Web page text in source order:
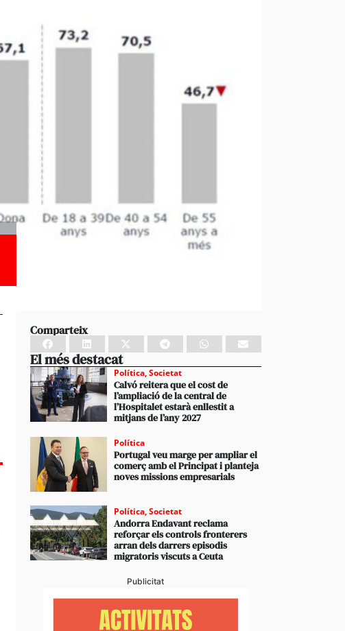
Comparteix
El més destacat
Política,Societat
Calvó reitera que el cost de
l’ampliació de la central de
l’Hospitalet estarà enllestit a
mitjans de l’any 2027
Política
Portugal veu marge per ampliar el
comerç amb el Principat i planteja
noves missions empresarials
Política,Societat
Andorra Endavant reclama
reforçar els controls fronterers
arran dels darrers episodis
migratoris viscuts a Ceuta
Publicitat